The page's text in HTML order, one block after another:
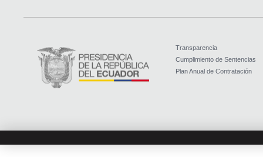
Transparencia
Cumplimiento de Sentencias
Plan Anual de Contratación